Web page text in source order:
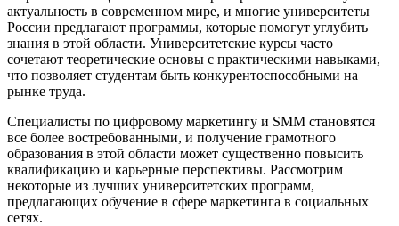
актуальность в современном мире, и многие университеты
России предлагают программы, которые помогут углубить
знания в этой области. Университетские курсы часто
сочетают теоретические основы с практическими навыками,
что позволяет студентам быть конкурентоспособными на
рынке труда.
Специалисты по цифровому маркетингу и SMM становятся
все более востребованными, и получение грамотного
образования в этой области может существенно повысить
квалификацию и карьерные перспективы. Рассмотрим
некоторые из лучших университетских программ,
предлагающих обучение в сфере маркетинга в социальных
сетях.